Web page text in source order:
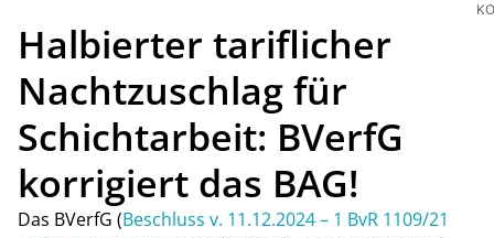
Halbierter tariflicher
Nachtzuschlag für
Schichtarbeit: BVerfG
korrigiert das BAG!
Das BVerfG (Beschluss v. 11.12.2024 – 1 BvR 1109/21